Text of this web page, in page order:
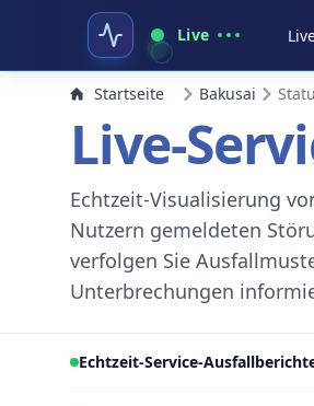
Live
Startseite Bakusai
Live-
Echtzeit-Visualisierung
Nutzern gemeldeten
verfolgen Sie
Unterbrechungen
Echtzeit-Service-